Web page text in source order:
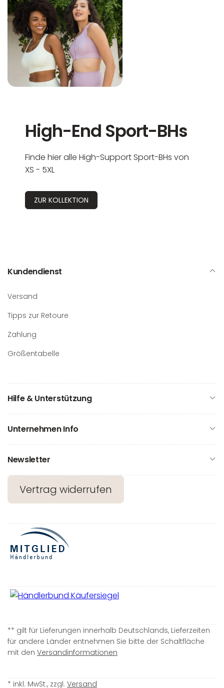
High-End Sport-BHs
Finde hier alle High-Support Sport-BHs von
XS - 5XL
ZUR KOLLEKTION
Kundendienst
Versand
Tipps zur Retoure
Zahlung
Größentabelle
Hilfe & Unterstützung
Unternehmen Info
Newsletter
Vertrag widerrufen
** gilt für Lieferungen innerhalb Deutschlands, Lieferzeiten
für andere Länder entnehmen Sie bitte der Schaltfläche
mit den Versandinformationen
* inkl. MwSt., zzgl. Versand